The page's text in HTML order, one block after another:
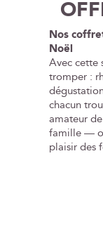
Nos
Noël
Avec cette
tromper :
chacun
amateur
famille —
plaisir des